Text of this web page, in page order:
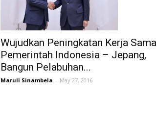
Wujudkan Peningkatan Kerja Sama
Pemerintah Indonesia – Jepang,
Bangun Pelabuhan...
Maruli Sinambela - May 27, 2016